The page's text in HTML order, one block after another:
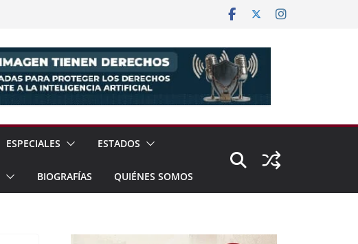
ESPECIALES ESTADOS
BIOGRAFÍAS QUIÉNES SOMOS